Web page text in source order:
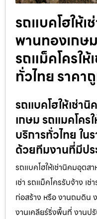
รถแบคโฮให้
พานทองเกษ
รถแม็คโครใ
ทั่วไทย ราคา
รถแบคโฮให้เช่า
เกษม รถแมคโคร
บริการทั่วไทย ใน
ด้วยทีมงานที่มีป
รถแบคโฮให้เช่านิคมอุตส
เช่า รถแม็คโครรับจ้าง เช่
ก่อสร้าง หรือ งานถมดิน
งานเคลียร์ริ่งพื้นที่ งานป